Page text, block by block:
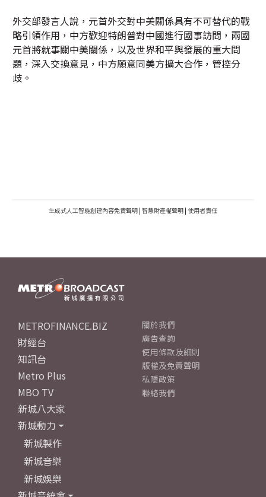
外交部發言人說，元首外交對中美關係具有不可替代的戰
略引領作用，中方歡迎特朗普對中國進行國事訪問，兩國
元首將就事關中美關係，以及世界和平與發展的重大問
題，深入交換意見，中方願意同美方擴大合作，管控分
歧。
生成式人工智能創建內容免責聲明 | 智慧財產權聲明 | 使用者責任
METROFINANCE.BIZ
財經台
知訊台
Metro Plus
MBO TV
新城八大家
新城動力
新城製作
新城音樂
新城娛樂
關於我們
廣告查詢
使用條款及細則
版權及免責聲明
私隱政策
聯絡我們